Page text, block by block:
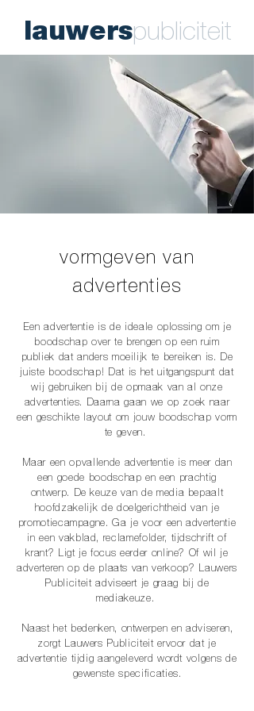
lauwerspubliciteit
vormgeven van
advertenties
Een advertentie is de ideale oplossing om je
boodschap over te brengen op een ruim
publiek dat anders moeilijk te bereiken is. De
juiste boodschap! Dat is het uitgangspunt dat
wij gebruiken bij de opmaak van al onze
advertenties. Daarna gaan we op zoek naar
een geschikte layout om jouw boodschap vorm
te geven.
Maar een opvallende advertentie is meer dan
een goede boodschap en een prachtig
ontwerp.
De keuze van de media bepaalt
hoofdzakelijk de doelgerichtheid van je
promotiecampagne.Ga je voor een advertentie
in een vakblad, reclamefolder, tijdschrift of
krant? Ligt je focus eerder online? Of wil je
adverteren op de plaats van verkoop? Lauwers
Publiciteit adviseert je graag bij de
mediakeuze.
Naast het bedenken, ontwerpen en adviseren,
zorgt Lauwers Publiciteit ervoor dat je
advertentie tijdig aangeleverd wordt volgens de
gewenste specificaties.